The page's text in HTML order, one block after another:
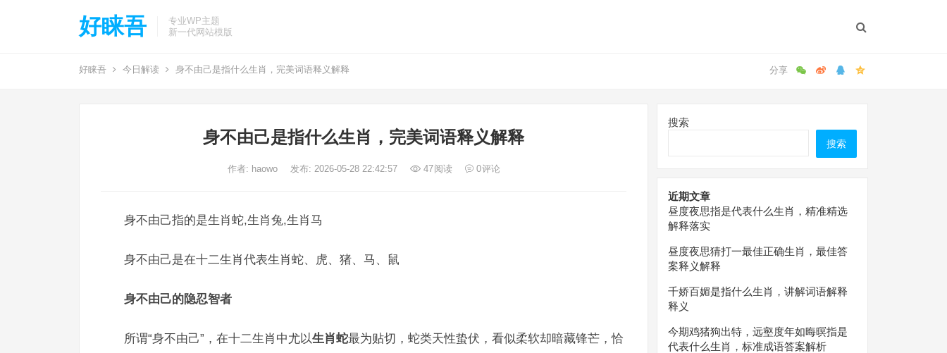
好睐吾
专业WP主题
新一代网站模版
好睐吾 今日解读 身不由己是指什么生肖，完美词语释义解释
身不由己是指什么生肖，完美词语释义解释
作者: haowo 发布: 2026-05-28 22:42:57 47阅读 0评论
身不由己指的是生肖蛇,生肖兔,生肖马
身不由己是在十二生肖代表生肖蛇、虎、猪、马、鼠
身不由己的隐忍智者
所谓“身不由己”，在十二生肖中尤以生肖蛇最为贴切，蛇类天性蛰伏，看似柔软却暗藏锋芒，恰
搜索
搜索
近期文章
昼度夜思指是代表什么生肖，精准精选
解释落实
昼度夜思猜打一最佳正确生肖，最佳答
案释义解释
千娇百媚是指什么生肖，讲解词语解释
释义
今期鸡猪狗出特，远壑度年如晦暝指是
代表什么生肖，标准成语答案解析